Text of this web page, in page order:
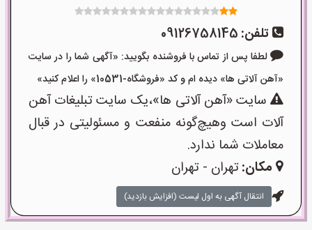
تلفن: 09126758145
لطفا پس از تماس با فروشنده بگویید: «آگهی شما را در سایت
«آهن آلاتی ها» دیده ام و کد «فروشگاه-10531» را اعلام کنید»
سایت «آهن آلاتی ها»،یک سایت تبلیغات آهن
آلات است وهیچ‌گونه منفعت و مسئولیتی در قبال
معاملات شما ندارد.
مکان:تهران - تهران
انتقال آگهی به اول لیست (افزایش بازدید)